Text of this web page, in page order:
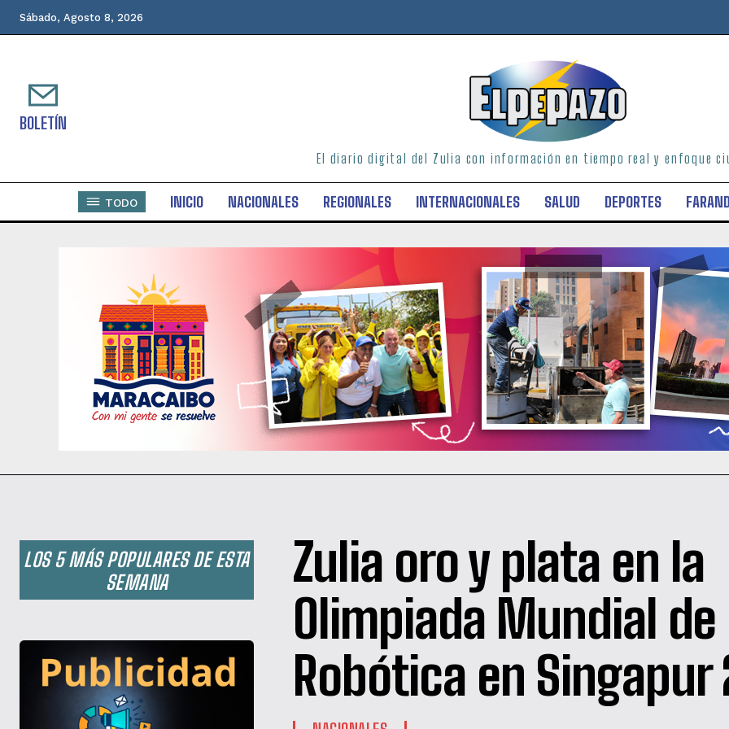
Sábado, Agosto 8, 2026
BOLETÍN
El diario digital del Zulia con información en tiempo real y enfoque
TODO INICIO NACIONALES REGIONALES INTERNACIONALES SALUD DEPORTES
LOS 5 MÁS POPULARES DE ESTA
SEMANA
Zulia oro y plata en la
Olimpiada Mundial de
Robótica en Singapur